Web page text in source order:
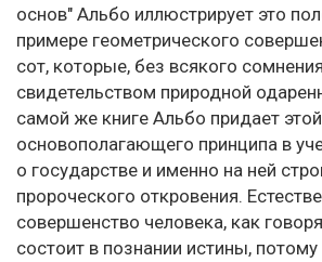
основ" Альбо иллюстрирует это
примере геометрического
сот, которые, без всякого
свидетельством природной
самой же книге Альбо придает
основополагающего принципа в
о государстве и именно на ней
пророческого откровения.
совершенство человека, как
состоит в познании истины,